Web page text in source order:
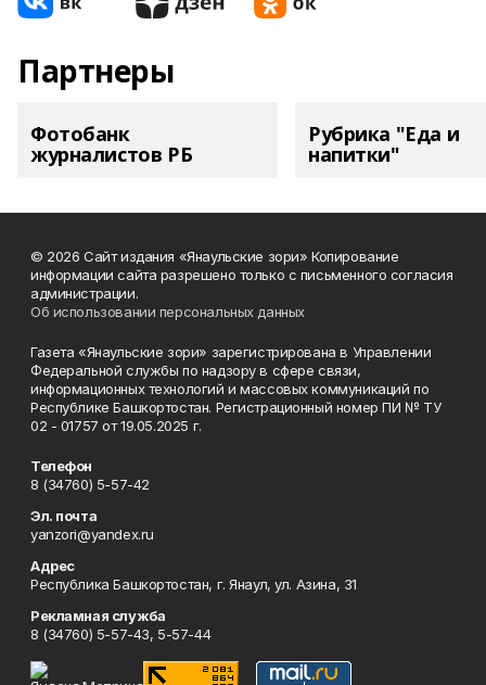
Партнеры
Фотобанк
журналистов РБ
Рубрика "Еда и
напитки"
© 2026 Сайт издания «Янаульские зори» Копирование
информации сайта разрешено только с письменного согласия
администрации.
Об использовании персональных данных
Газета «Янаульские зори» зарегистрирована в Управлении
Федеральной службы по надзору в сфере связи,
информационных технологий и массовых коммуникаций по
Республике Башкортостан. Регистрационный номер ПИ № ТУ
02 - 01757 от 19.05.2025 г.
Телефон
8 (34760) 5-57-42
Эл. почта
yanzori@yandex.ru
Адрес
Республика Башкортостан, г. Янаул, ул. Азина, 31
Рекламная служба
8 (34760) 5-57-43, 5-57-44